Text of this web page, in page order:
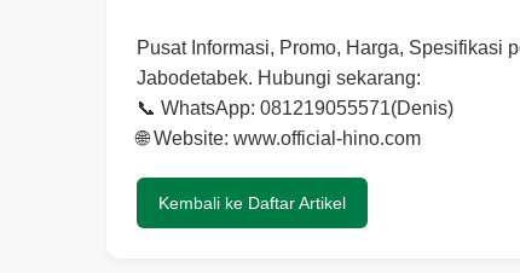
Pusat Informasi, Promo, Harga, Spesifikasi
Jabodetabek. Hubungi sekarang:
📞 WhatsApp: 081219055571(Denis)
🌐 Website: www.official-hino.com
Kembali ke Daftar Artikel